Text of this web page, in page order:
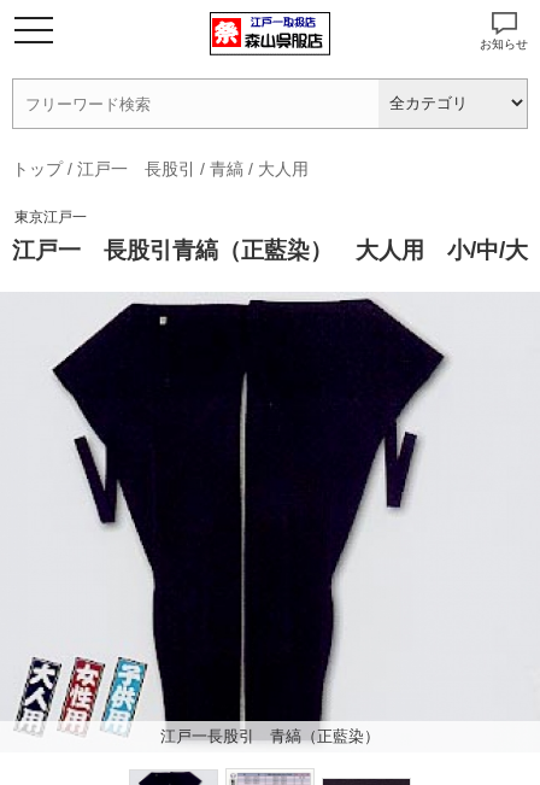
お知らせ
トップ/ 江戸一 長股引 / 青縞 / 大人用
東京江戸一
江戸一 長股引青縞（正藍染） 大人用 小/中/大
江戸一長股引 青縞（正藍染）